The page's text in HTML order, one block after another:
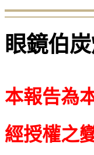
眼鏡伯
本報告為
經授權之